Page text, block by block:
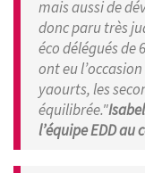
mais aussi de
donc paru très
éco délégués de
ont eu
yaourts, les
équilibrée."
l’équipe EDD au